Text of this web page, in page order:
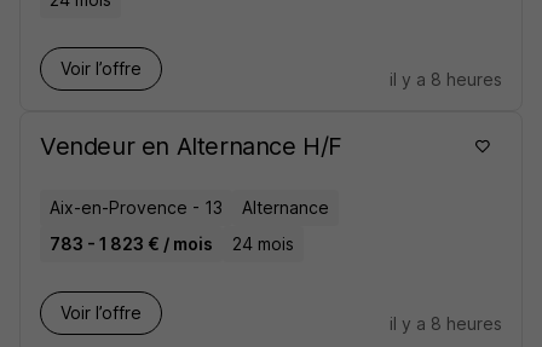
Voir l’offre
il y a 8 heures
Vendeur en Alternance H/F
Aix-en-Provence - 13
Alternance
783 - 1 823 € / mois
24 mois
Voir l’offre
il y a 8 heures